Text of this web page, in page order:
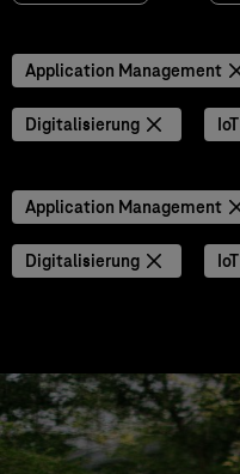
Application Management
Digitalisierung IoT
Application Management
Digitalisierung IoT